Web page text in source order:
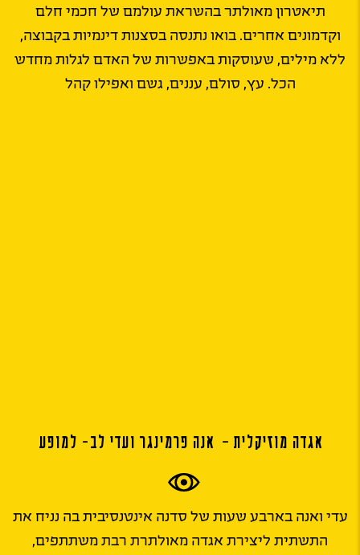
תיאטרון מאולתר בהשראת עולמם של חכמי חלם
וקדמונים אחרים. בואו נתנסה בסצנות דינמיות בקבוצה,
ללא מילים, שעוסקות באפשרות של האדם לגלות מחדש
הכל. עץ, סולם, עננים, גשם ואפילו קהל
אגדה מוזיקלית – אנה פרמינגר ועדי לב- למופע
עדי ואנה בארבע שעות של סדנה אינטנסיבית בה נניח את
התשתית ליצירת אגדה מאולתרת רבת משתתפים,